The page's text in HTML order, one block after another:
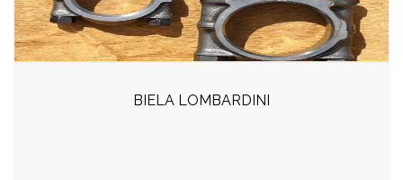
BIELA LOMBARDINI